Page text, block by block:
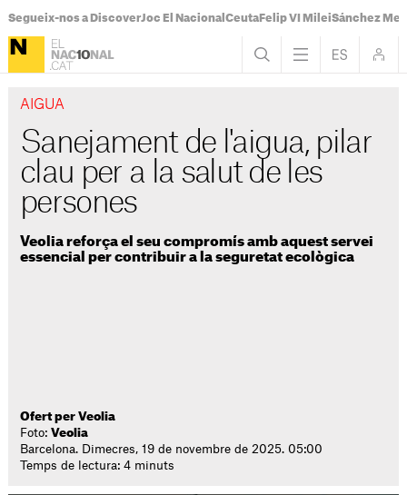
Segueix-nos a DiscoverJoc El Nacional CeutaFelip VI MileiSánchez
AIGUA
Sanejament de l'aigua, pilar
clau per a la salut de les
persones
Veolia reforça el seu compromís amb aquest servei
essencial per contribuir a la seguretat ecològica
Ofert per Veolia
Foto:Veolia
Barcelona. Dimecres, 19 de novembre de 2025. 05:00
Temps de lectura: 4 minuts